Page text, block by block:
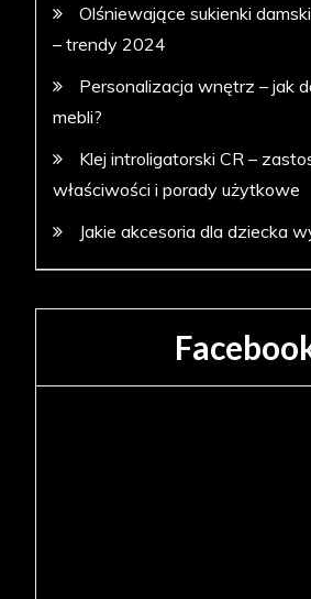
Olśniewające sukienki
– trendy 2024
Personalizacja wnętrz – jak
mebli?
Klej introligatorski CR –
właściwości i porady użytkowe
Jakie akcesoria dla dziecka